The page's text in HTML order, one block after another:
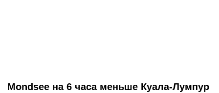
Mondsee на 6 часа меньше Куала-Лумпур